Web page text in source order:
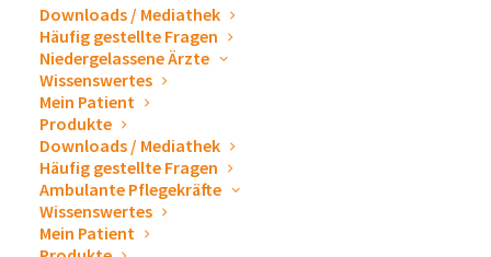
Downloads / Mediathek
Häufig gestellte Fragen
Niedergelassene Ärzte
Wissenswertes
Mein Patient
Produkte
Downloads / Mediathek
Häufig gestellte Fragen
Ambulante Pflegekräfte
Wissenswertes
Mein Patient
Wir würden uns sehr freuen Sie an unserem Messestand
begrüßen zu dürfen. Gerne stellen wir Ihnen unsere
Produkte zur Drainage und Punktion, sowie Zubehör zum
Ablassen von Pleuraergüssen und Aszites persönlich vor.
Wir beantworten Ihnen sehr gern alle Fragen und erklären
das ewimed Versorgungskonzept. Wenn Sie eine
persönliche Beratung wünschen,
doch bitte einen Termin über unser Kontaktformular